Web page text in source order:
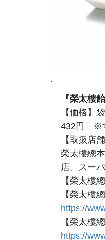
『榮太樓
【価格】
432円　※
【取扱店舗
榮太樓總
店、スー
【榮太樓
【榮太樓
https://
【榮太樓
https://